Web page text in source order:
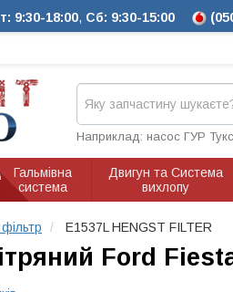
9:30-18:00, Сб: 9:30-15:00
Наприклад: насос ГУР
Гальмівна
система
Двигун та Система
вихлопу
E1537L HENGST FILTER
Ford